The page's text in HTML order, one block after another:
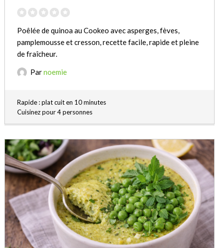
Poêlée de quinoa au Cookeo avec asperges, fèves,
pamplemousse et cresson, recette facile, rapide et pleine
de fraîcheur.
Parnoemie
Rapide : plat cuit en 10 minutes
Cuisinez pour 4 personnes